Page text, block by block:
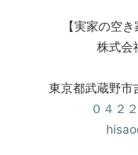
【実家の空
株式会
東京都武蔵野市
０４２